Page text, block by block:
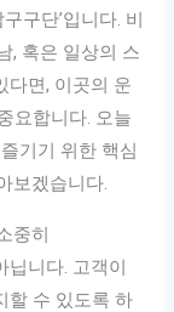
구단’입니다. 비
, 혹은 일상의 스
다면, 이곳의 운
요합니다. 오늘
기기 위한 핵심
보겠습니다.
중히
닙니다. 고객이
할 수 있도록 하